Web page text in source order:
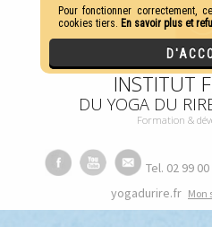
INSTITUT
DU YOGA DU
Formation &
Tel. 02 99
yogadurire.fr Mon